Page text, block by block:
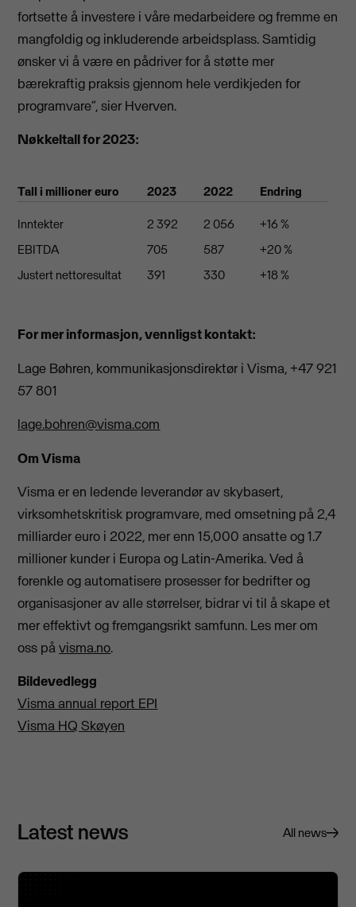
fortsette å investere i våre medarbeidere og fremme en
mangfoldig og inkluderende arbeidsplass. Samtidig
ønsker vi å være en pådriver for å støtte mer
bærekraftig praksis gjennom hele verdikjeden for
programvare”, sier Hverven.
Nøkkeltall for 2023:
Tall i millioner euro 2023 2022 Endring
Inntekter 2 392 2 056
+16 %
EBITDA
705 587
+20 %
Justert nettoresultat
391 330 +18 %
For mer informasjon, vennligst kontakt:
Lage Bøhren, kommunikasjonsdirektør i Visma, +47 921
57 801
lage.bohren@visma.com
Om Visma
Visma er en ledende leverandør av skybasert,
virksomhetskritisk programvare, med omsetning på 2,4
milliarder euro i 2022, mer enn 15,000 ansatte og 1.7
millioner kunder i Europa og Latin-Amerika. Ved å
forenkle og automatisere prosesser for bedrifter og
organisasjoner av alle størrelser, bidrar vi til å skape et
mer effektivt og fremgangsrikt samfunn. Les mer om
oss påvisma.no.
Bildevedlegg
Visma annual report EPI
Visma HQ Skøyen
Latest news All news